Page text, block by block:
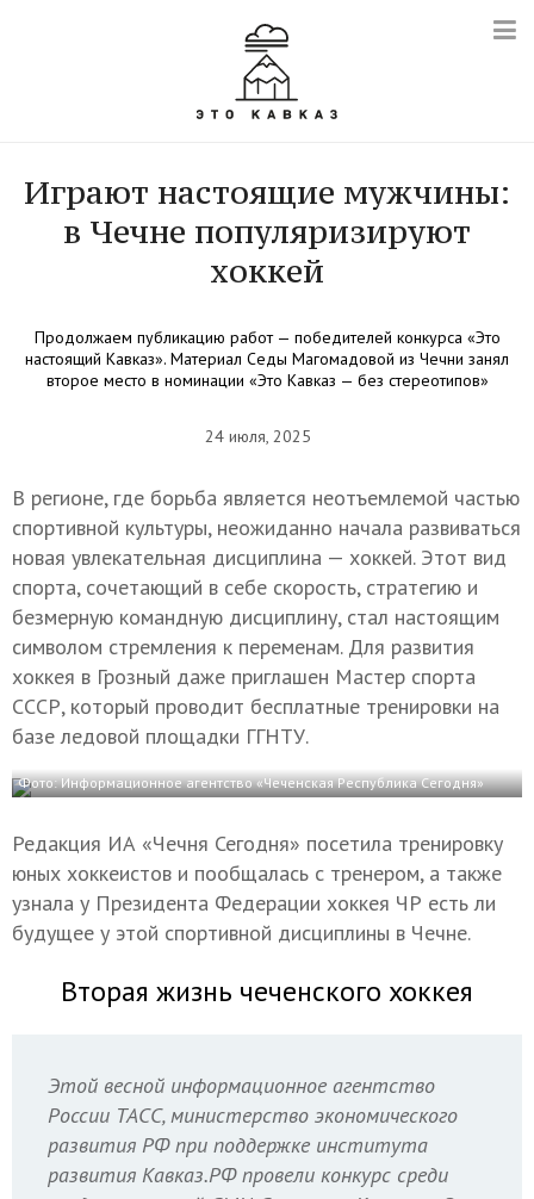
Играют настоящие мужчины:
в Чечне популяризируют
хоккей
Продолжаем публикацию работ — победителей конкурса «Это
настоящий Кавказ». Материал Седы Магомадовой из Чечни занял
второе место в номинации «Это Кавказ — без стереотипов»
24 июля, 2025
В регионе, где борьба является неотъемлемой частью
спортивной культуры, неожиданно начала развиваться
новая увлекательная дисциплина — хоккей. Этот вид
спорта, сочетающий в себе скорость, стратегию и
безмерную командную дисциплину, стал настоящим
символом стремления к переменам. Для развития
хоккея в Грозный даже приглашен Мастер спорта
СССР, который проводит бесплатные тренировки на
базе ледовой площадки ГГНТУ.
Фото: Информационное агентство «Чеченская Республика Сегодня»
Редакция ИА «Чечня Сегодня» посетила тренировку
юных хоккеистов и пообщалась с тренером, а также
узнала у Президента Федерации хоккея ЧР есть ли
будущее у этой спортивной дисциплины в Чечне.
Вторая жизнь чеченского хоккея
Этой весной информационное агентство
России ТАСС, министерство экономического
развития РФ при поддержке института
развития Кавказ.РФ провели конкурс среди